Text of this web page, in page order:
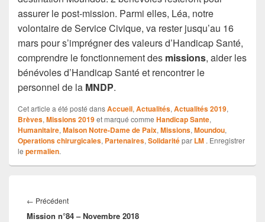
assurer le post-mission. Parmi elles, Léa, notre
volontaire de Service Civique, va rester jusqu’au 16
mars pour s’imprégner des valeurs d’Handicap Santé,
comprendre le fonctionnement des missions, aider les
bénévoles d’Handicap Santé et rencontrer le
personnel de la MNDP.
Cet article a été posté dansAccueil, Actualités, Actualités 2019,
Brèves, Missions 2019et marqué comme Handicap Sante,
Humanitaire, Maison Notre-Dame de Paix, Missions, Moundou,
Operations chirurgicales, Partenaires, Solidaritépar LM . Enregistrer
le permalien.
de
l’article
← PrécédentArticle
précédent :
Mission n°84 – Novembre 2018